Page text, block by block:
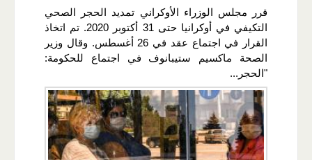
قرر مجلس الوزراء الأوكراني تمديد الحجر الصحي
التكيفي في أوكرانيا حتى 31 أكتوبر 2020. تم اتخاذ
القرار في اجتماع عقد في 26 أغسطس. وقال وزير
الصحة ماكسيم ستيبانوف في اجتماع للحكومة:
"الحجر...